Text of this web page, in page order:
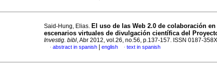
Said-Hung, Elias. El uso de las Web 2.0 de colaboración
escenarios virtuales de divulgación científica del
Investig. bibl, Abr 2012, vol.26, no.56, p.137-157. ISSN 0187-358X
· abstract in spanish english · text in spanish